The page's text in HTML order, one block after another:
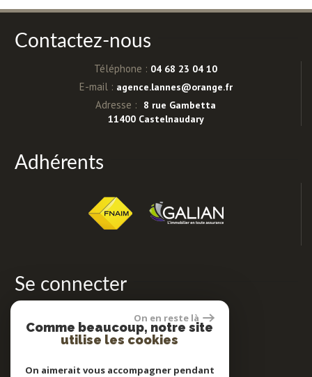
Contactez-nous
Téléphone : 04 68 23 04 10
E-mail : agence.lannes@orange.fr
Adresse :
8 rue Gambetta
11400 Castelnaudary
Adhérents
Se connecter
Espace propriétaires
On en reste là
Comme beaucoup, notre site
utilise les cookies
On aimerait vous accompagner pendant